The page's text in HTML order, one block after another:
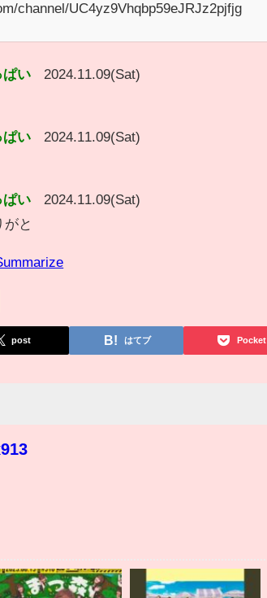
channel/UC4yz9Vhqbp59eJRJz2pjfjg
ぱい
2024.11.09(Sat)
ぱい
2024.11.09(Sat)
ぱい
2024.11.09(Sat)
がと
有
post はてブ Pocket